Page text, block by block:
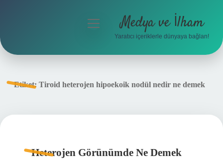
menüyü
Medya ve İlham
Yaratıcı içeriklerle dünyaya bağlan!
Etiket: Tiroid heterojen hipoekoik nodül nedir ne demek
Heterojen Görünümde Ne Demek